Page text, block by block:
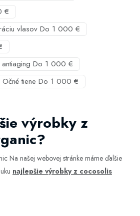
€
vlasov Do 1 000 €
antiaging Do 1 000 €
Očné tiene Do 1 000 €
výrobky z
Na našej webovej stránke máme ďalšie
najlepšie výrobky z cocosolis